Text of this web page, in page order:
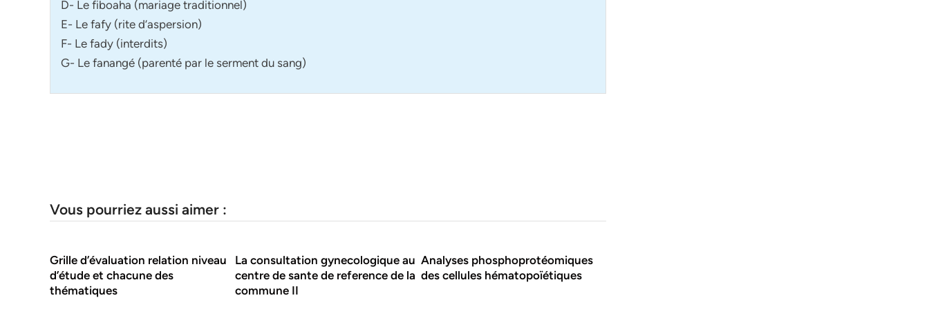
D- Le fiboaha (mariage traditionnel)
E- Le fafy (rite d’aspersion)
F- Le fady (interdits)
G- Le fanangé (parenté par le serment du sang)
Vous pourriez aussi aimer :
Grille d’évaluation relation niveau
d’étude et chacune des
thématiques
La consultation gynecologique au
centre de sante de reference de la
commune II
Analyses phosphoprotéomiques
des cellules hématopoïétiques